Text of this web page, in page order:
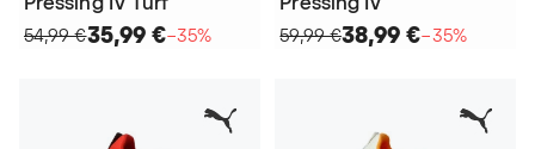
54,99 €35,99 €−35%
59,99 €38,99 €−35%